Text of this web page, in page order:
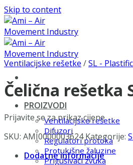
Skip to content
PROIZVODI
Ventilacijske rešetke
Difuzori
Regulatori protoka
Protukišne žaluzine
Prigušivači zvuka
Ventilacijske rešetke /SL -
Čelična rešetka
Prijavite se za prikaz cijene
SKU: AMI0000003624 Kategorije:
Dodatne informacije